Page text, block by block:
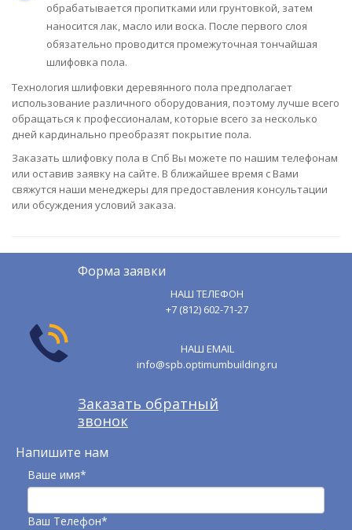
обрабатывается пропитками или грунтовкой, затем
наносится лак, масло или воска. После первого слоя
обязательно проводится промежуточная тончайшая
шлифовка пола.
Технология шлифовки деревянного пола предполагает
использование различного оборудования, поэтому лучше всего
обращаться к профессионалам, которые всего за несколько
дней кардинально преобразят покрытие пола.
Заказать шлифовку пола в Спб Вы можете по нашим телефонам
или оставив заявку на сайте. В ближайшее время с Вами
свяжутся наши менеджеры для предоставления консультации
или обсуждения условий заказа.
Форма заявки
НАШ ТЕЛЕФОН
+7 (812) 602-71-27
НАШ EMAIL
info@spb.optimumbuilding.ru
Заказать обратный
звонок
Напишите нам
Ваше имя*
Ваш Телефон*